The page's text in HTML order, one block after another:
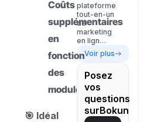
Coûts
supplémentaires
en
fonction
des
modules
🎯 Idéal
plateforme
tout-en-un
de
marketing
en lign…
Voir plus
Posez
vos
questions
surBokun